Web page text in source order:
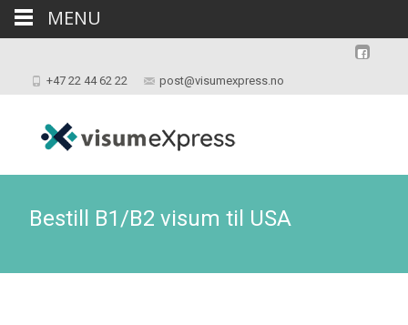
+47 22 44 62 22 post@visumexpress.no
Bestill B1/B2 visum til USA
MENU